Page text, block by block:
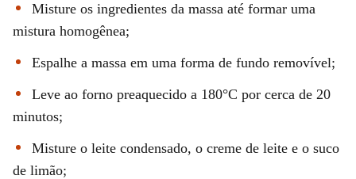
Misture os ingredientes da massa até formar uma
mistura homogênea;
Espalhe a massa em uma forma de fundo removível;
Leve ao forno preaquecido a 180°C por cerca de 20
minutos;
Misture o leite condensado, o creme de leite e o suco
de limão;